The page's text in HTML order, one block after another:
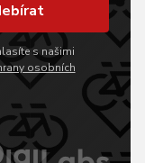
s našimi
osobních